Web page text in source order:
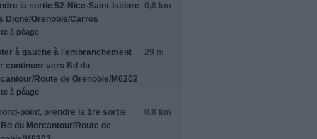
la sortie 52-Nice-Saint-Isidore
Digne/Grenoble/Carros
à péage
0,8 km
à gauche à l'embranchement
continuer vers Bd du
/Route de Grenoble/M6202
à péage
29 m
point, prendre la 1re sortie
Bd du Mercantour/Route de
0,8 km